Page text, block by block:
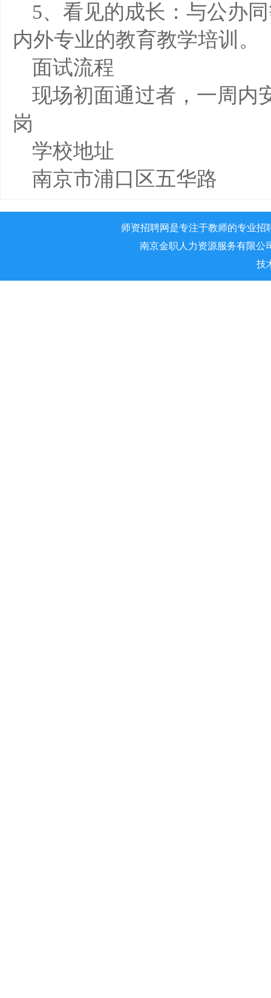
5、看见的成长：与公办
内外专业的教育教学培训。
面试流程
现场初面通过者，一周内
岗
学校地址
南京市浦口区五华路
师资招聘网是专注于教师的专业
南京金职人力资源服务有限公
技